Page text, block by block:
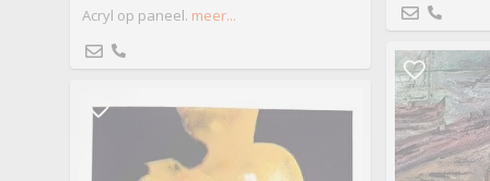
Acryl op paneel. meer...